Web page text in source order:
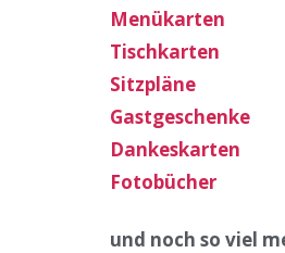
Menükarten
Tischkarten
Sitzpläne
Gastgeschenke
Dankeskarten
Fotobücher
und noch so viel